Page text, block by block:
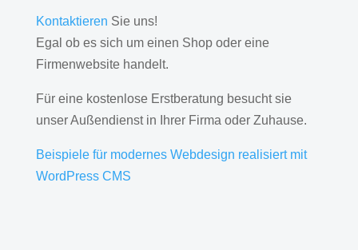
Kontaktieren Sie uns!
Egal ob es sich um einen Shop oder eine
Firmenwebsite handelt.
Für eine kostenlose Erstberatung besucht sie
unser Außendienst in Ihrer Firma oder Zuhause.
Beispiele für modernes Webdesign realisiert mit
WordPress CMS